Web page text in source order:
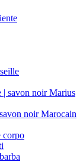
| savon noir Marius
noir Marocain
corpo